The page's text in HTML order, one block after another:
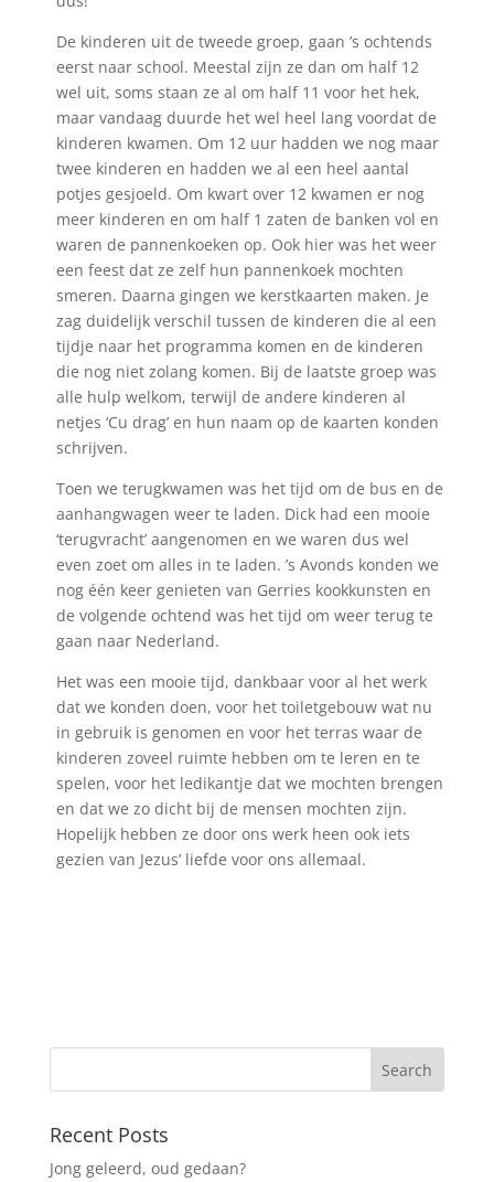
De kinderen uit de tweede groep, gaan ’s ochtends
eerst naar school. Meestal zijn ze dan om half 12
wel uit, soms staan ze al om half 11 voor het hek,
maar vandaag duurde het wel heel lang voordat de
kinderen kwamen. Om 12 uur hadden we nog maar
twee kinderen en hadden we al een heel aantal
potjes gesjoeld. Om kwart over 12 kwamen er nog
meer kinderen en om half 1 zaten de banken vol en
waren de pannenkoeken op. Ook hier was het weer
een feest dat ze zelf hun pannenkoek mochten
smeren. Daarna gingen we kerstkaarten maken. Je
zag duidelijk verschil tussen de kinderen die al een
tijdje naar het programma komen en de kinderen
die nog niet zolang komen. Bij de laatste groep was
alle hulp welkom, terwijl de andere kinderen al
netjes ‘Cu drag’ en hun naam op de kaarten konden
schrijven.
Toen we terugkwamen was het tijd om de bus en de
aanhangwagen weer te laden. Dick had een mooie
‘terugvracht’ aangenomen en we waren dus wel
even zoet om alles in te laden. ’s Avonds konden we
nog één keer genieten van Gerries kookkunsten en
de volgende ochtend was het tijd om weer terug te
gaan naar Nederland.
Het was een mooie tijd, dankbaar voor al het werk
dat we konden doen, voor het toiletgebouw wat nu
in gebruik is genomen en voor het terras waar de
kinderen zoveel ruimte hebben om te leren en te
spelen, voor het ledikantje dat we mochten brengen
en dat we zo dicht bij de mensen mochten zijn.
Hopelijk hebben ze door ons werk heen ook iets
gezien van Jezus’ liefde voor ons allemaal.
Recent Posts
Jong geleerd, oud gedaan?